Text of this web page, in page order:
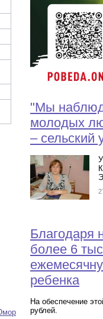
"Мы
молодых
– сельский
Благодаря
более 6
ребенка
На обеспечение
рублей.